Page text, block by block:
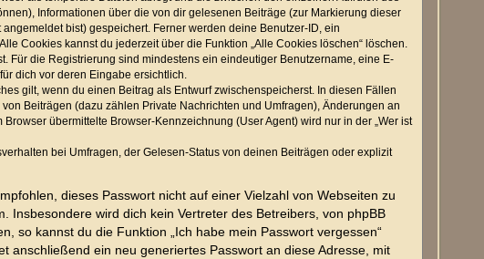
Informationen über die von dir gelesenen Beiträge (zur Markierung dieser
bist) gespeichert. Ferner werden deine Benutzer-ID, ein
Cookies kannst du jederzeit über die Funktion „Alle Cookies löschen“ löschen.
die Registrierung sind mindestens ein eindeutiger Benutzername, eine E-
dich vor deren Eingabe ersichtlich.
gilt, wenn du einen Beitrag als Entwurf zwischenspeicherst. In diesen Fällen
Beiträgen (dazu zählen Private Nachrichten und Umfragen), Änderungen an
übermittelte Browser-Kennzeichnung (User Agent) wird nur in der „Wer ist
bei Umfragen, der Gelesen-Status von deinen Beiträgen oder explizit
dieses Passwort nicht auf einer Vielzahl von Webseiten zu
Insbesondere wird dich kein Vertreter des Betreibers, von phpBB
so kannst du die Funktion „Ich habe mein Passwort vergessen“
anschließend ein neu generiertes Passwort an diese Adresse, mit